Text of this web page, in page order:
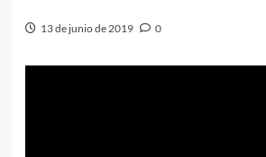
13 de junio de 2019 0